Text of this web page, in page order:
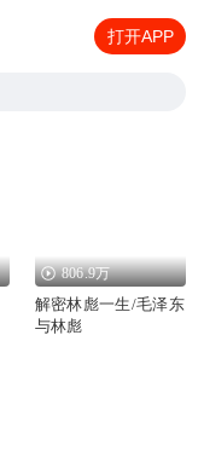
打开APP
806.9万
解密林彪一生/毛泽东
与林彪